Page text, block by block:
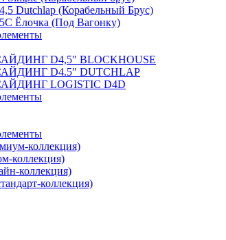
Dutchlap (Корабельный Брус)
Ёлочка (Под Вагонку)
D4,5″ BLOCKHOUSE
D4.5″ DUTCHLAP
LOGISTIC D4D
коллекция)
коллекция)
коллекция)
коллекция)